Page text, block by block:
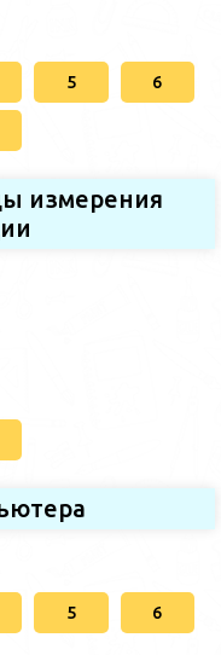
5 6
измерения
5 6